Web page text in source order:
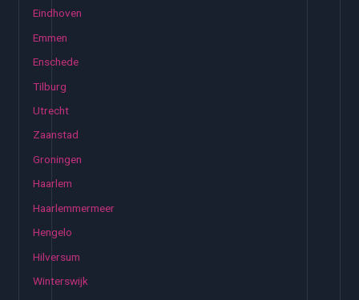
Eindhoven
Emmen
Enschede
Tilburg
Utrecht
Zaanstad
Groningen
Haarlem
Haarlemmermeer
Hengelo
Hilversum
Winterswijk